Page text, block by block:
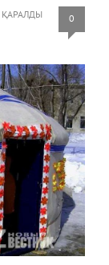
ҚАРАЛДЫ 0